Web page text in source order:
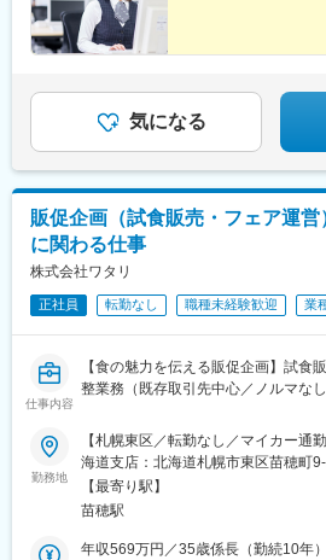
気になる
販促企画（試食販売・フェア運
に関わる仕事
株式会社ワタリ
正社員 転勤なし 職種未経験歓迎 業
仕事内容
【食の魅力を伝える販促企画】試食
整業務（既存取引先中心／ノルマなし
勤務地
【札幌東区／転勤なし／マイカー通
海道支店：北海道札幌市東区苗穂町
（株）物流センター内＜アクセス＞
より車で6分JR 函館本線 千歳線「苗
【最寄り駅】
苗穂駅
年収569万円／35歳係長（勤続10年）